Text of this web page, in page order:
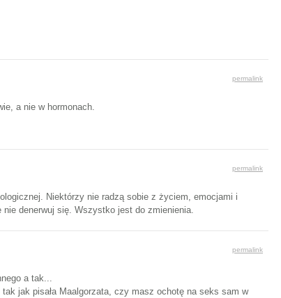
permalink
a nie w hormonach.
permalink
Niektórzy nie radzą sobie z życiem, emocjami i
denerwuj się. Wszystko jest do zmienienia.
permalink
a tak...
jak pisała Maalgorzata, czy masz ochotę na seks sam w